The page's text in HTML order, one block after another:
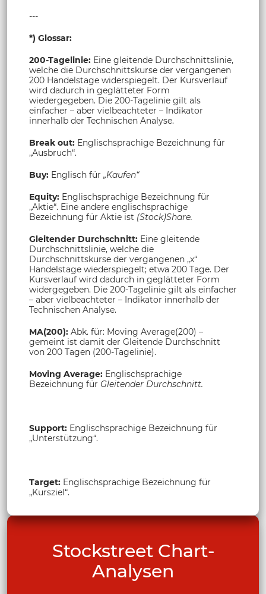
---
*) Glossar:
200-Tagelinie: Eine gleitende Durchschnittslinie,
welche die Durchschnittskurse der vergangenen
200 Handelstage widerspiegelt. Der Kursverlauf
wird dadurch in geglätteter Form
wiedergegeben. Die 200-Tagelinie gilt als
einfacher – aber vielbeachteter – Indikator
innerhalb der Technischen Analyse.
Break out: Englischsprachige Bezeichnung für
„Ausbruch“.
Buy: Englisch für „Kaufen“
Equity: Englischsprachige Bezeichnung für
„Aktie“. Eine andere englischsprachige
Bezeichnung für Aktie ist (Stock)Share.
Gleitender Durchschnitt: Eine gleitende
Durchschnittslinie, welche die
Durchschnittskurse der vergangenen „x“
Handelstage wiederspiegelt; etwa 200 Tage. Der
Kursverlauf wird dadurch in geglätteter Form
widergegeben. Die 200-Tagelinie gilt als einfacher
– aber vielbeachteter – Indikator innerhalb der
Technischen Analyse.
MA(200): Abk. für: Moving Average(200) –
gemeint ist damit der Gleitende Durchschnitt
von 200 Tagen (200-Tagelinie).
Moving Average: Englischsprachige
Bezeichnung für Gleitender Durchschnitt.
Support: Englischsprachige Bezeichnung für
„Unterstützung“.
Target: Englischsprachige Bezeichnung für
„Kursziel“.
Stockstreet Chart-
Analysen